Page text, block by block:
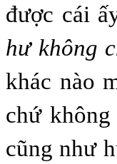
được cái
hư không
khác nào
chứ
cũng như